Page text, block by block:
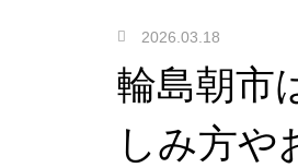
2026.03.18
輪島朝市
しみ方や